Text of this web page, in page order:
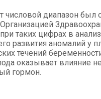
числовой диапазон был
при таких цифрах в
развития аномалий у
течений
оказывает влияние
гормон.